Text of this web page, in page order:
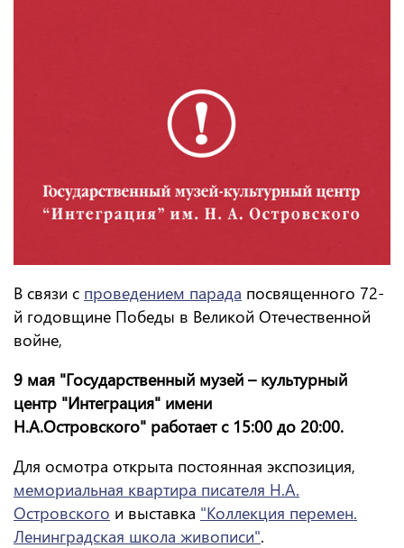
В связи с проведением парада посвященного 72-
й годовщине Победы в Великой Отечественной
войне,
9 мая "Государственный музей – культурный
центр "Интеграция" имени
Н.А.Островского" работает с 15:00 до 20:00.
Для осмотра открыта постоянная экспозиция,
мемориальная квартира писателя Н.А.
Островского и выставка "Коллекция перемен.
Ленинградская школа живописи".